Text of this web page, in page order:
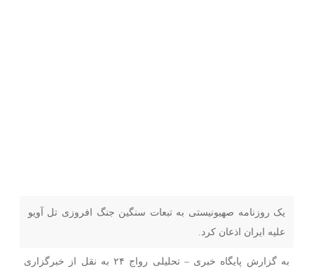
یک روزنامه صهیونیستی به تبعات سنگین جنگ افروزی تل آویو
علیه ایران اذعان کرد.
به گزارش پایگاه خبری – تحلیلی رواج ۲۴ به نقل از خبرگزاری